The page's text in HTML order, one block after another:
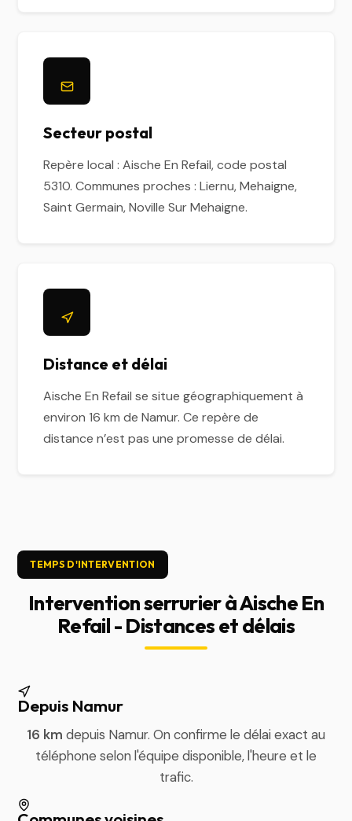
Secteur postal
Repère local : Aische En Refail, code postal
5310. Communes proches : Liernu, Mehaigne,
Saint Germain, Noville Sur Mehaigne.
Distance et délai
Aische En Refail se situe géographiquement à
environ 16 km de Namur. Ce repère de
distance n’est pas une promesse de délai.
TEMPS D'INTERVENTION
Intervention serrurier à Aische En
Refail - Distances et délais
Depuis Namur
16 km depuis Namur. On confirme le délai exact au
téléphone selon l'équipe disponible, l'heure et le
trafic.